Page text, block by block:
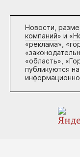
Новости,
компаний» и «
«реклама»,
«область»,
публикуются